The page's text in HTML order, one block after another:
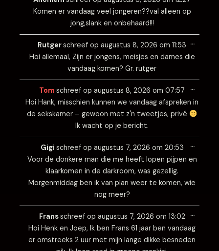
Komen er vandaag veel jongeren??val alleen op
jong,slank en onbehaard!!!
Rutgerschreef op augustus 8, 2026 om 11:53
Hoi allemaal, Zijn er jongens, meisjes en dames die
vandaag komen? Gr. rutger
…
Wissel
deze
Tom schreef op augustus 8, 2026 om 07:57
Hoi Hank, misschien kunnen we vandaag afspreken in
de sekskamer – gewoon met z'n tweetjes, privé
Ik wacht op je bericht.
…
Wissel
deze
Gigi schreef op augustus 7, 2026 om 20:53
Voor de donkere man die me heeft lopen pijpen en
klaarkomen in de darkroom, was gezellig.
Morgenmiddag ben ik van plan weer te komen, wie
nog meer?
…
Wissel
deze
Fransschreef op augustus 7, 2026 om 13:02
Hoi Henk en Joep, Ik ben Frans 61 jaar ben vandaag
er omstreeks 2 uur met mijn lange dikke besneden
…
Wissel
deze